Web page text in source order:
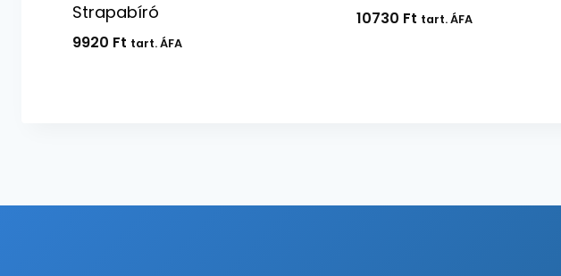
Strapabíró
9920 Ft tart. ÁFA
10730 Ft tart. ÁFA